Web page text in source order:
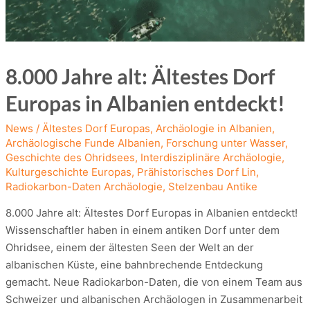
8.000 Jahre alt: Ältestes Dorf
Europas in Albanien entdeckt!
News /Ältestes Dorf Europas,Archäologie in Albanien,
Archäologische Funde Albanien, Forschung unter Wasser,
Geschichte des Ohridsees, Interdisziplinäre Archäologie,
Kulturgeschichte Europas, Prähistorisches Dorf Lin,
Radiokarbon-Daten Archäologie, Stelzenbau Antike
8.000 Jahre alt: Ältestes Dorf Europas in Albanien entdeckt!
Wissenschaftler haben in einem antiken Dorf unter dem
Ohridsee, einem der ältesten Seen der Welt an der
albanischen Küste, eine bahnbrechende Entdeckung
gemacht. Neue Radiokarbon-Daten, die von einem Team aus
Schweizer und albanischen Archäologen in Zusammenarbeit